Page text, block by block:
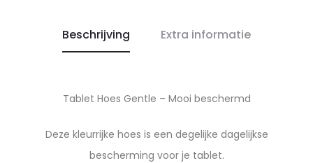
Beschrijving Extra informatie
Tablet Hoes Gentle – Mooi beschermd
Deze kleurrijke hoes is een degelijke dagelijkse
bescherming voor je tablet.